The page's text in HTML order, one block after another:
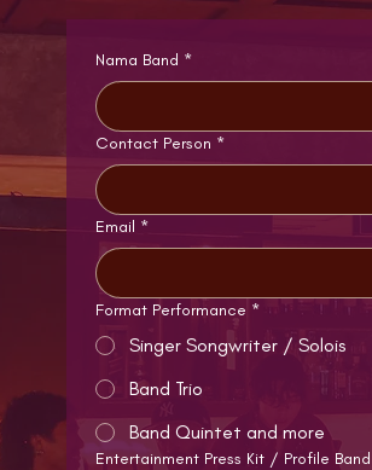
Nama Band *
Contact Person *
Email *
Format Performance *
Singer Songwriter / Solois
Band Trio
Band Quintet and more
Entertainment Press Kit / Profile Band